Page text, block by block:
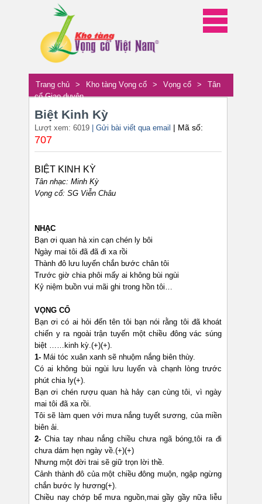
Trang chủ > Kho tàng Vọng cổ > Vọng cổ >
Tân
cổ Giao duyên
Biệt Kinh Kỳ
Lượt xem: 6019 | Gửi bài viết qua email | Mã số:
707
BIỆT KINH KỲ
Tân nhạc: Minh Kỳ
Vọng cổ: SG Viễn Châu
NHẠC
Bạn ơi quan hà xin cạn chén ly bôi
Ngày mai tôi đã đã đi xa rồi
Thành đô lưu luyến chắn bước chân tôi
Trước giờ chia phôi mấy ai không bùi ngùi
Kỷ niệm buồn vui mãi ghi trong hồn tôi…
VỌNG CỔ
Bạn ơi có ai hỏi đến tên tôi bạn nói rằng tôi đã khoát
chiến y ra ngoài trận tuyến một chiều đông vác súng
biệt ……kinh kỳ.(+)(+).
1- Mái tóc xuân xanh sẽ nhuộm nắng biên thùy.
Có ai không bùi ngùi lưu luyến và chạnh lòng trước
phút chia ly(+).
Bạn ơi chén rượu quan hà hảy cạn cùng tôi, vì ngày
mai tôi đã xa rồi.
Tôi sẽ làm quen với mưa nắng tuyết sương, của miền
biên ải.
2- Chia tay nhau nắng chiều chưa ngã bóng,tôi ra đi
chưa dám hẹn ngày về.(+)(+)
Nhưng một đời trai sẽ giữ trọn lời thề.
Cảnh thành đô của một chiều đông muộn, ngập ngừng
chắn bước ly hương(+).
Chiều nay chớp bể mưa nguồn,mai gầy gầy nữa liễu